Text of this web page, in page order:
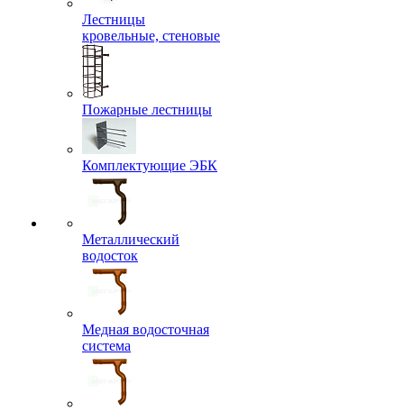
Лестницы
кровельные, стеновые
Пожарные лестницы
Комплектующие ЭБК
Металлический
водосток
Медная водосточная
система